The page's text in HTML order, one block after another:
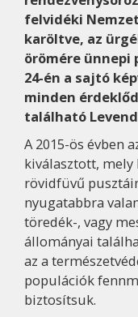
felvidéki
karöltve, az
örömére ünnepi
24-én a sajtó
minden
található
A 2015-ös évben
kiválasztott,
rövidfüvű
nyugatabbra
töredék-, vagy
állományai
az a
populációk
biztosítsuk.